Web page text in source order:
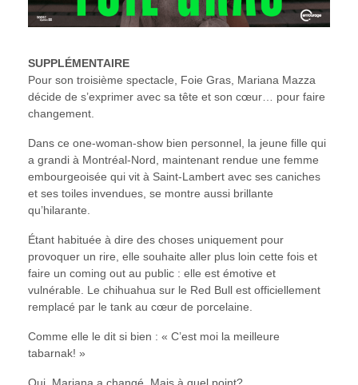
SUPPLÉMENTAIRE
Pour son troisième spectacle, Foie Gras , Mariana Mazza
décide de s’exprimer avec sa tête et son cœur… pour faire
changement.
Dans ce one-woman-show bien personnel, la jeune fille qui
a grandi à Montréal-Nord, maintenant rendue une femme
embourgeoisée qui vit à Saint-Lambert avec ses caniches
et ses toiles invendues, se montre aussi brillante
qu’hilarante.
Étant habituée à dire des choses uniquement pour
provoquer un rire, elle souhaite aller plus loin cette fois et
faire un coming out au public : elle est émotive et
vulnérable. Le chihuahua sur le Red Bull est officiellement
remplacé par le tank au cœur de porcelaine.
Comme elle le dit si bien : « C’est moi la meilleure
tabarnak! »